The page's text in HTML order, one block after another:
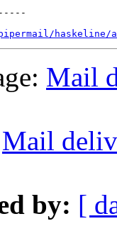
haskeline/
Mail
Mail
by: [